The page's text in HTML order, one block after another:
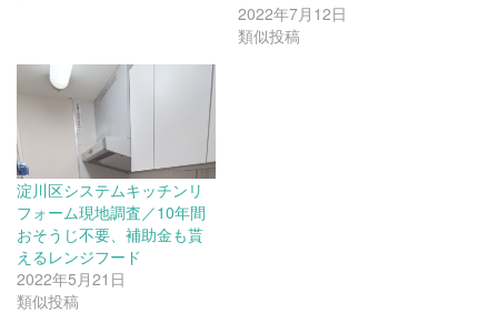
2022年7月12日
類似投稿
淀川区システムキッチンリ
フォーム現地調査／10年間
おそうじ不要、補助金も貰
えるレンジフード
2022年5月21日
類似投稿